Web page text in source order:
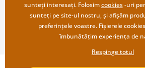
sunteți interesați. Folosimcookies-uri
sunteți pe site-ul nostru, și afișăm
preferințele voastre. Fișierele
îmbunătățim experiența de
Respinge totul